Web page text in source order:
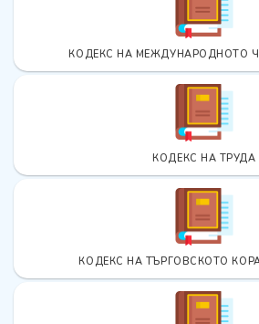
КОДЕКС НА МЕЖДУНАРОДНОТО
КОДЕКС НА ТРУДА
КОДЕКС НА ТЪРГОВСКОТО